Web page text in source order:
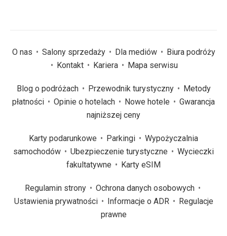
O nas Salony sprzedaży Dla mediów
Biura podróży
Kontakt
Kariera Mapa serwisu
Blog o podróżach Przewodnik turystyczny
Metody
płatności
Opinie o hotelach Nowe hotele
Gwarancja
najniższej ceny
Karty podarunkowe Parkingi
Wypożyczalnia
samochodów
Ubezpieczenie turystyczne
Wycieczki
fakultatywne
Karty eSIM
Regulamin strony
Ochrona danych osobowych
Ustawienia prywatności
Informacje o ADR
Regulacje
prawne